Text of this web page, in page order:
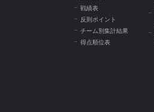
戦績表
反則ポイント
チーム別集計結果
得点順位表